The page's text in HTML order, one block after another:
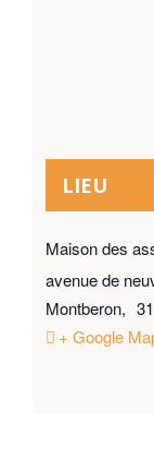
LIEU
Maison des
avenue de
Montberon,
+ Google